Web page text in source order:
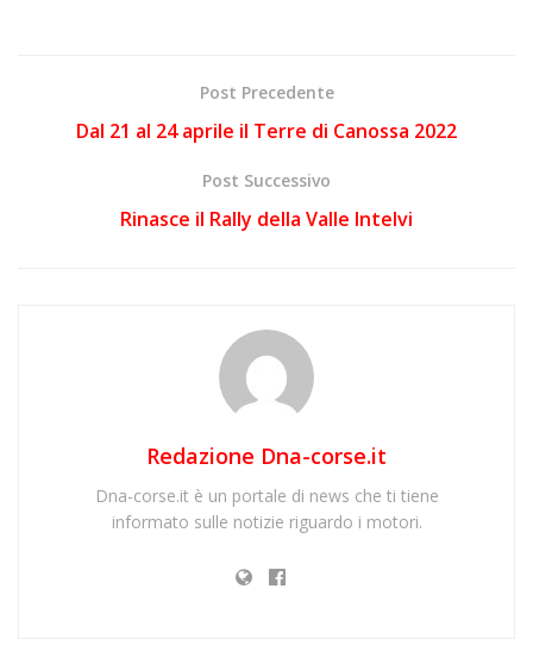
Post Precedente
Dal 21 al 24 aprile il Terre di Canossa 2022
Post Successivo
Rinasce il Rally della Valle Intelvi
Redazione Dna-corse.it
Dna-corse.it è un portale di news che ti tiene
informato sulle notizie riguardo i motori.